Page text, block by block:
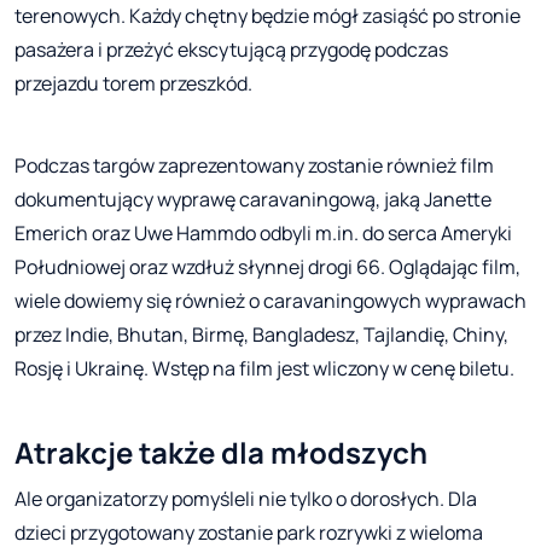
terenowych. Każdy chętny będzie mógł zasiąść po stronie
pasażera i przeżyć ekscytującą przygodę podczas
przejazdu torem przeszkód.
Podczas targów zaprezentowany zostanie również film
dokumentujący wyprawę caravaningową, jaką Janette
Emerich oraz Uwe Hammdo odbyli m.in. do serca Ameryki
Południowej oraz wzdłuż słynnej drogi 66. Oglądając film,
wiele dowiemy się również o caravaningowych wyprawach
przez Indie, Bhutan, Birmę, Bangladesz, Tajlandię, Chiny,
Rosję i Ukrainę. Wstęp na film jest wliczony w cenę biletu.
Atrakcje także dla młodszych
Ale organizatorzy pomyśleli nie tylko o dorosłych. Dla
dzieci przygotowany zostanie park rozrywki z wieloma